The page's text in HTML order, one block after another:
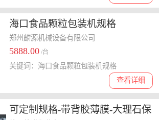
海口食品颗粒包装机规格
郑州麟源机械设备有限公司
5888.00 /台
查看详细
关键词：海口食品颗粒包装机规格
可定制规格-带背胶薄膜-大理石保